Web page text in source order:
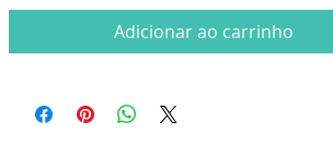
Adicionar ao carrinho